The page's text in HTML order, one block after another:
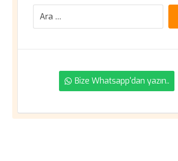
Bize Whatsapp'dan yazın..